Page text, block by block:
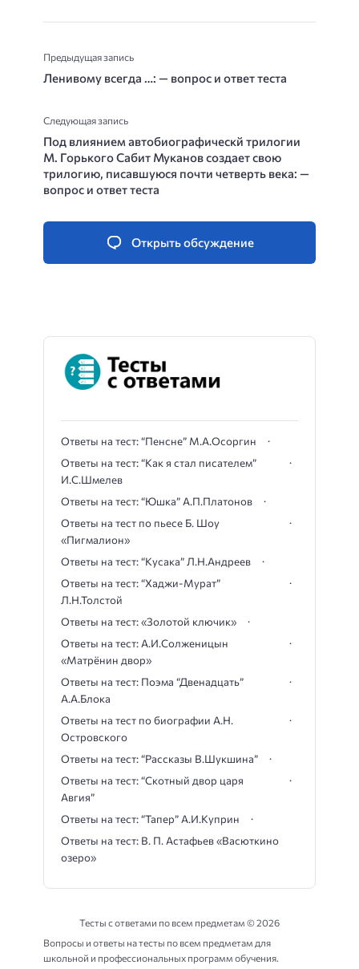
Предыдущая запись
Ленивому всегда …: — вопрос и ответ теста
Следующая запись
Под влиянием автобиографическй трилогии
М. Горького Сабит Муканов создает свою
трилогию, писавшуюся почти четверть века: —
вопрос и ответ теста
Открыть обсуждение
Ответы на тест: “Пенсне” М.А.Осоргин
Ответы на тест: “Как я стал писателем”
И.С.Шмелев
Ответы на тест: “Юшка” А.П.Платонов
Ответы на тест по пьесе Б. Шоу
«Пигмалион»
Ответы на тест: “Кусака” Л.Н.Андреев
Ответы на тест: “Хаджи-Мурат”
Л.Н.Толстой
Ответы на тест: «Золотой ключик»
Ответы на тест: А.И.Солженицын
«Матрёнин двор»
Ответы на тест: Поэма “Двенадцать”
А.А.Блока
Ответы на тест по биографии А.Н.
Островского
Ответы на тест: “Рассказы В.Шукшина”
Ответы на тест: “Скотный двор царя
Авгия”
Ответы на тест: “Тапер” А.И.Куприн
Ответы на тест: В. П. Астафьев «Васюткино
озеро»
Тесты с ответами по всем предметам ©2026
Вопросы и ответы на тесты по всем предметам для
школьной и профессиональных программ обучения.